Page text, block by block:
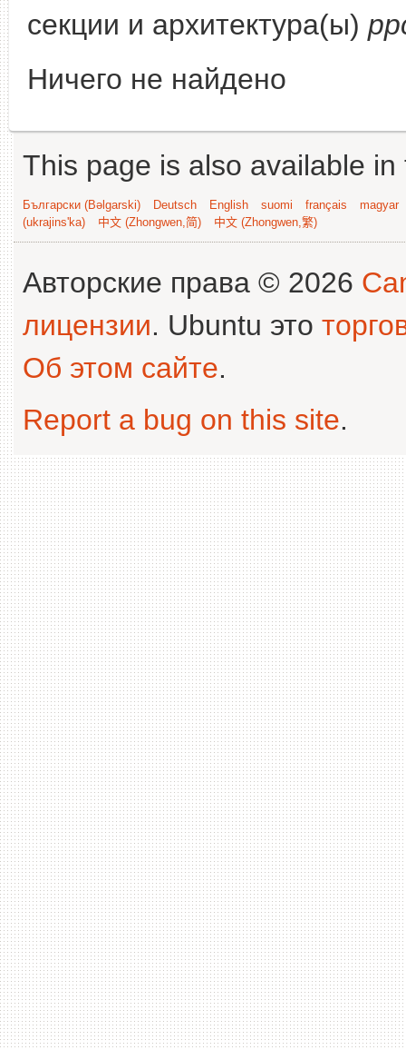
секции и архитектура(ы)
Ничего не найдено
This page is also available
Български (Bəlgarski) Deutsch English suomi français
magyar
(ukrajins'ka)
中文 (Zhongwen,简) 中文 (Zhongwen,繁)
Авторские права © 2026
лицензии. Ubuntu это
Об этом сайте.
Report a bug on this site.